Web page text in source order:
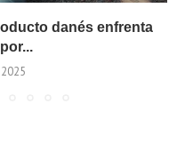
danés enfrenta